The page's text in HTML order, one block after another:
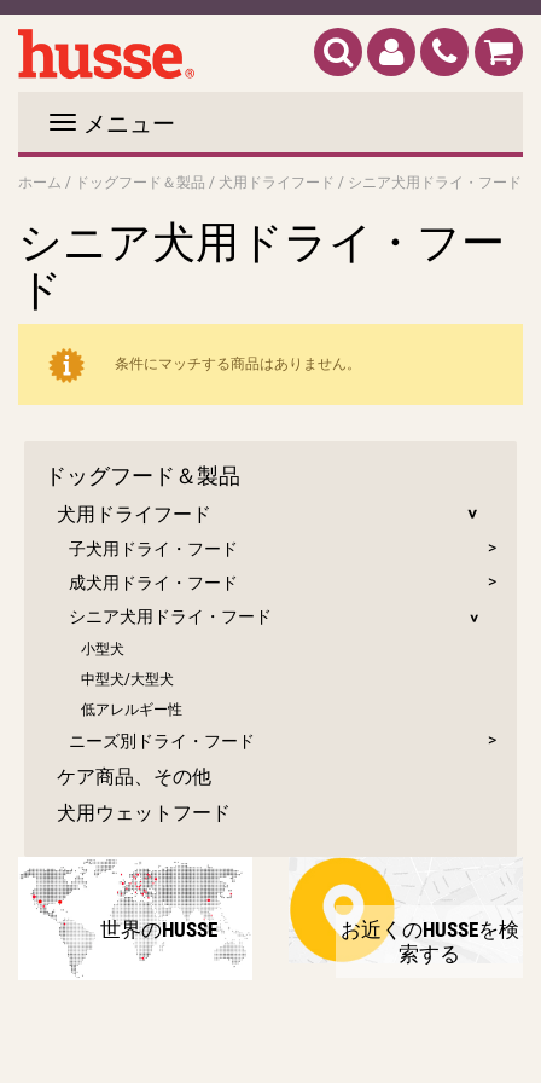
メニュー
ホーム / ドッグフード＆製品 / 犬用ドライフード / シニア犬用ドライ・フード
シニア犬用ドライ・フー
ド
条件にマッチする商品はありません。
ドッグフード＆製品
犬用ドライフード
子犬用ドライ・フード
成犬用ドライ・フード
シニア犬用ドライ・フード
小型犬
中型犬/大型犬
低アレルギー性
ニーズ別ドライ・フード
ケア商品、その他
犬用ウェットフード
世界のHUSSE
お近くのHUSSEを検
索する